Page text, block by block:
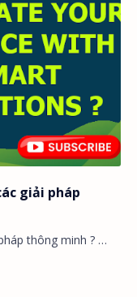
giải pháp
Đổi mới tài chính của bạn bằng các giải pháp thông minh ? …